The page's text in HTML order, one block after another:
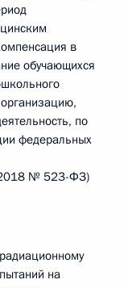
в
обучающихся
по
федеральных
№ 523-ФЗ)
на